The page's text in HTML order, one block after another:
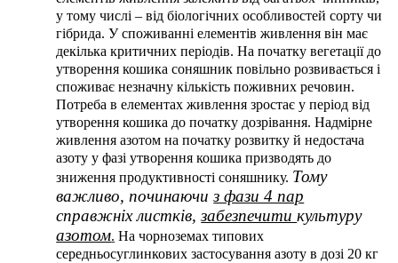
у тому числі – від біологічних особливостей сорту чи
гібрида. У споживанні елементів живлення він має
декілька критичних періодів. На початку вегетації до
утворення кошика соняшник повільно розвивається і
споживає незначну кількість поживних речовин.
Потреба в елементах живлення зростає у період від
утворення кошика до початку дозрівання. Надмірне
живлення азотом на початку розвитку й недостача
азоту у фазі утворення кошика призводять до
зниження продуктивності соняшнику. Тому
важливо, починаючиз фази 4 пар
справжніх листків,забезпечитикультуру
азотом. На чорноземах типових
середньосуглинкових застосування азоту в дозі 20 кг